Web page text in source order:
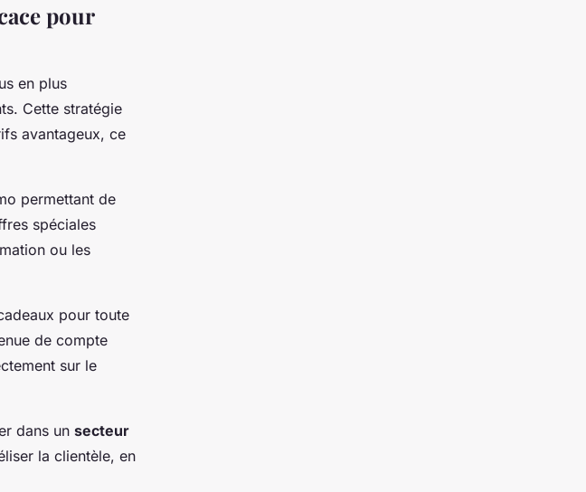
pour
en plus
Cette stratégie
avantageux, ce
permettant de
spéciales
ou les
pour toute
de compte
sur le
dans un secteur
la clientèle, en